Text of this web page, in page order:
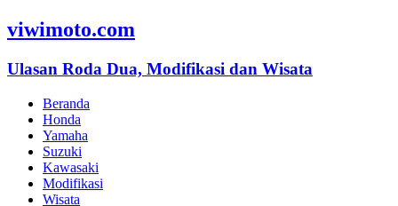
viwimoto.com
Ulasan Roda Dua, Modifikasi dan Wisata
Beranda
Honda
Yamaha
Suzuki
Kawasaki
Modifikasi
Wisata